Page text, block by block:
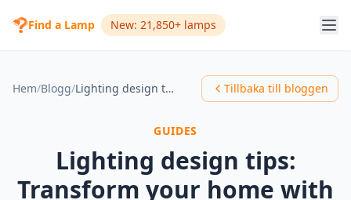
Find a Lamp New: 21,850+ lamps
Hem/Blogg/ Lighting design tips: Transform your home with layered light Tillbaka till bloggen
GUIDES
Lighting design tips:
Transform your home with